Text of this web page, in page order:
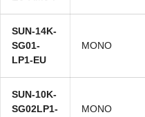
SUN-14K-
SG01-
LP1-EU
MONO
SUN-10K-
SG02LP1-
MONO